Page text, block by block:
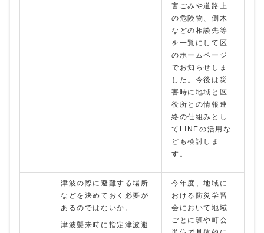
害ごみや道路上
の危険物、倒木
などの相談先等
を一覧にして区
のホームページ
でお知らせしま
した。今後は災
害時に地域と区
役所との情報連
絡の仕組みとし
てLINEの活用な
ども検討しま
す。
津波の際に避難する場所
などを決めておく必要が
あるのではないか。
津波襲来時に指定津波避
今年度、地域に
おける防災学習
会において地域
ごとに班や町会